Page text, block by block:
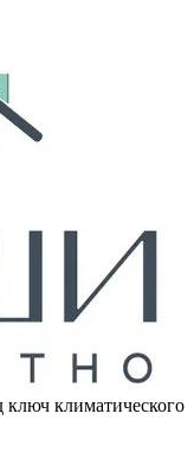
климатического